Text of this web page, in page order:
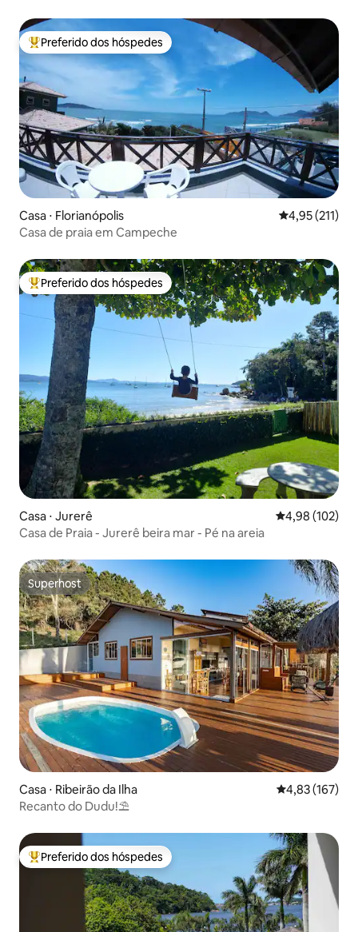
Entre os melhores preferidos dos hóspedes
Preferido dos hóspedes
Casa ⋅ Florianópolis 4,95 de uma
4,95 (211)
Casa de praia em Campeche
Entre os melhores preferidos dos hóspedes
Preferido dos hóspedes
Casa ⋅ Jurerê 4,98 de uma
4,98 (102)
Casa de Praia - Jurerê beira mar - Pé na areia
Superhost
Superhost
Casa ⋅ Ribeirão da Ilha 4,83 de uma
4,83 (167)
Recanto do Dudu!⛱️
Entre os melhores preferidos dos hóspedes
Preferido dos hóspedes